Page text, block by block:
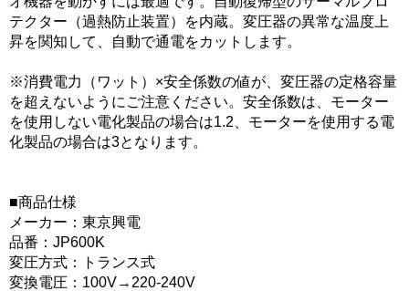
テクター（過熱防止装置）を内蔵。変圧器の異常な温度上
昇を関知して、自動で通電をカットします。
※消費電力（ワット）×安全係数の値が、変圧器の定格容量
を超えないようにご注意ください。安全係数は、モーター
を使用しない電化製品の場合は1.2、モーターを使用する電
化製品の場合は3となります。
■商品仕様
メーカー：東京興電
品番：JP600K
変圧方式：トランス式
変換電圧：100V→220-240V